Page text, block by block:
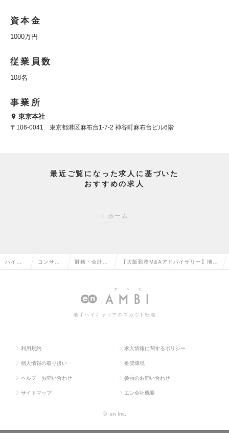
資本金
1000万円
従業員数
108名
事業所
東京本社
〒106-0041 東京都港区麻布台1-7-2 神谷町麻布台ビル6階
最近ご覧になった求人に基づいた
おすすめの求人
ホーム
ハイク コンサル 財務・会計コ
の転職
【大阪勤務M&Aアドバイザリー】地方
集！の求人情報
若手ハイキャリアのスカウト転職
利用規約 求人情報に関するポリシー
個人情報の取り扱い 推奨環境
ヘルプ・お問い合わせ 参画のお問い合わせ
サイトマップ エン会社概要
© en Inc.